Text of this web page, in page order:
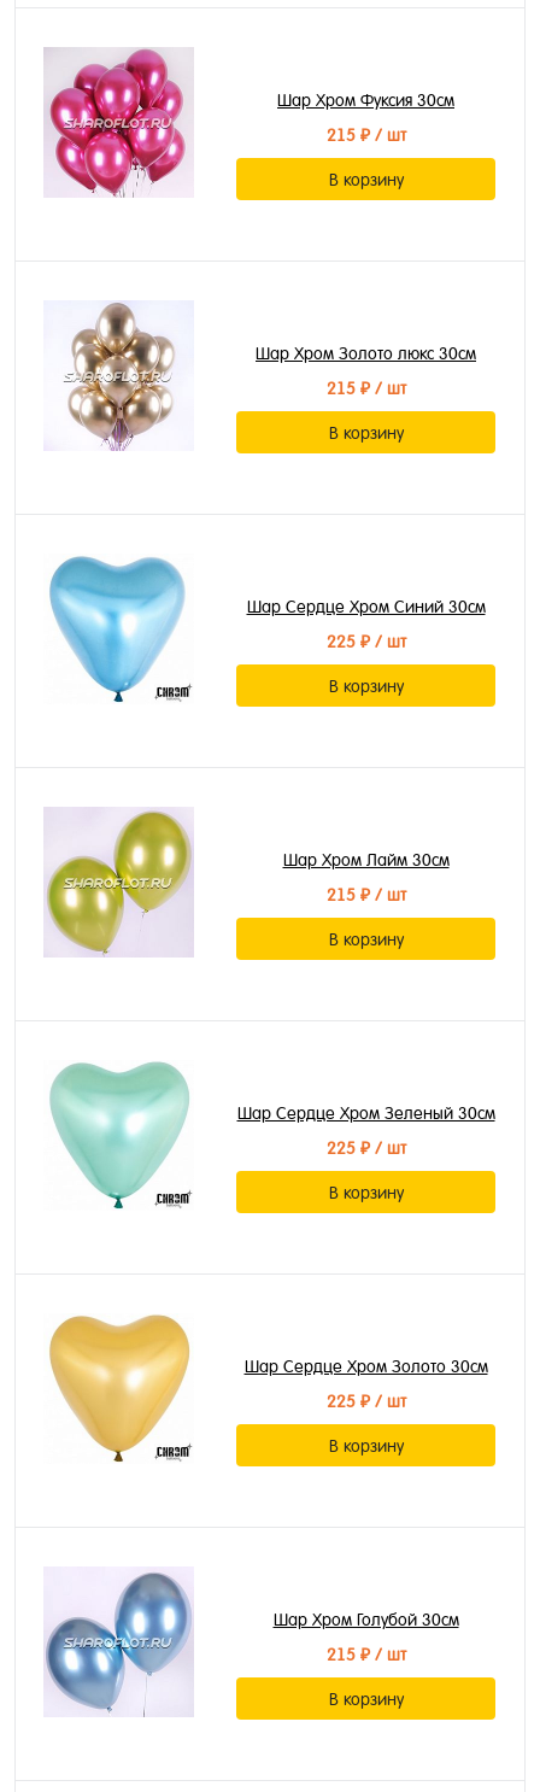
Шар Хром Фуксия 30см
215 ₽/ шт
В корзину
Шар Хром Золото люкс 30см
215 ₽/ шт
В корзину
Шар Сердце Хром Синий 30см
225 ₽/ шт
В корзину
Шар Хром Лайм 30см
215 ₽/ шт
В корзину
Шар Сердце Хром Зеленый 30см
225 ₽/ шт
В корзину
Шар Сердце Хром Золото 30см
225 ₽/ шт
В корзину
Шар Хром Голубой 30см
215 ₽/ шт
В корзину